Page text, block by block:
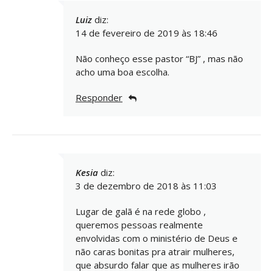
Luiz diz:
14 de fevereiro de 2019 às 18:46
Não conheço esse pastor “BJ” , mas não
acho uma boa escolha.
Responder
Kesia diz:
3 de dezembro de 2018 às 11:03
Lugar de galã é na rede globo ,
queremos pessoas realmente
envolvidas com o ministério de Deus e
não caras bonitas pra atrair mulheres,
que absurdo falar que as mulheres irão